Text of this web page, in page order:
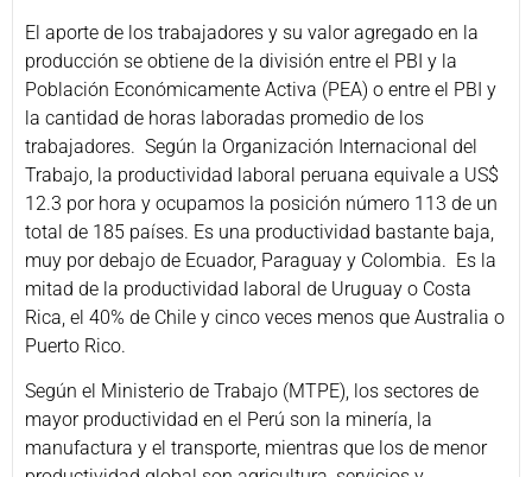
El aporte de los trabajadores y su valor agregado en la
producción se obtiene de la división entre el PBI y la
Población Económicamente Activa (PEA) o entre el PBI y
la cantidad de horas laboradas promedio de los
trabajadores. Según la Organización Internacional del
Trabajo, la productividad laboral peruana equivale a US$
12.3 por hora y ocupamos la posición número 113 de un
total de 185 países. Es una productividad bastante baja,
muy por debajo de Ecuador, Paraguay y Colombia. Es la
mitad de la productividad laboral de Uruguay o Costa
Rica, el 40% de Chile y cinco veces menos que Australia o
Puerto Rico.
Según el Ministerio de Trabajo (MTPE), los sectores de
mayor productividad en el Perú son la minería, la
manufactura y el transporte, mientras que los de menor